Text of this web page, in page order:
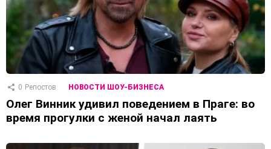
0 Репостов НОВОСТИ ШОУ-БИЗНЕСА
Олег Винник удивил поведением в Праге: во
время прогулки с женой начал лаять